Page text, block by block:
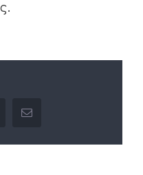
pinterestEmail